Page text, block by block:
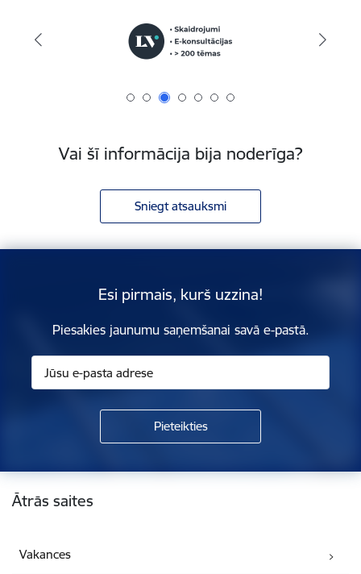
Vai šī informācija bija noderīga?
Sniegt atsauksmi
Esi pirmais, kurš uzzina!
Piesakies jaunumu saņemšanai savā e-pastā.
Kājene
Ātrās saites
Vakances